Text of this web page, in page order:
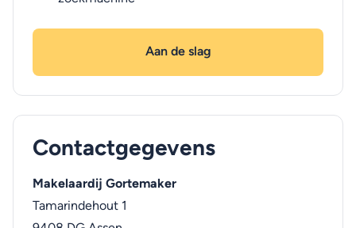
Aan de slag
Contactgegevens
Makelaardij Gortemaker
Tamarindehout 1